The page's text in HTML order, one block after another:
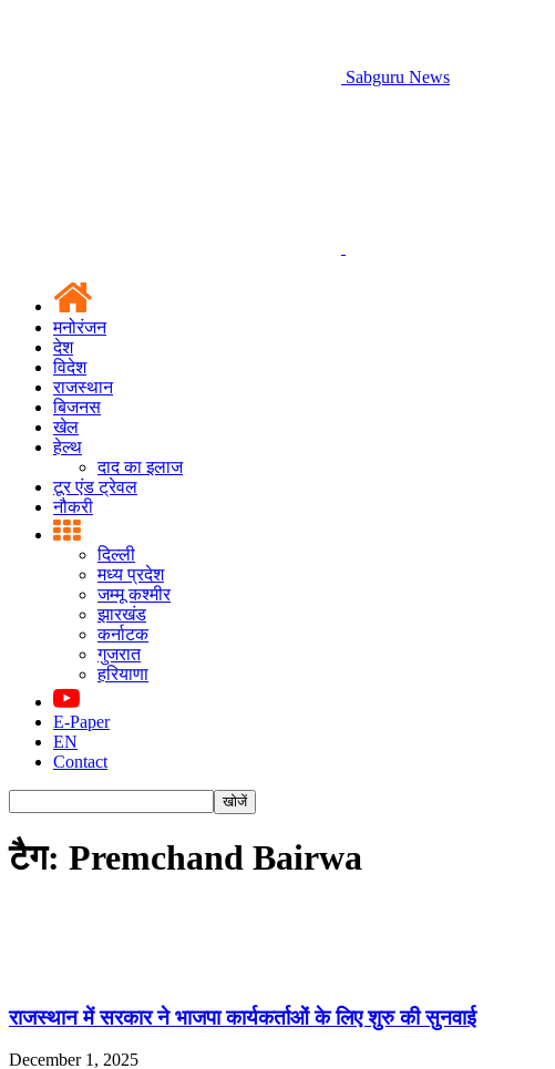
Sabguru News
मनोरंजन
देश
विदेश
राजस्थान
बिजनस
खेल
हेल्थ
दाद का इलाज
टूर एंड ट्रेवल
नौकरी
दिल्ली
मध्य प्रदेश
जम्मू कश्मीर
झारखंड
कर्नाटक
गुजरात
हरियाणा
E-Paper
EN
Contact
टैग: Premchand Bairwa
राजस्थान में सरकार ने भाजपा कार्यकर्ताओं के लिए शुरु की सुनवाई
December 1, 2025